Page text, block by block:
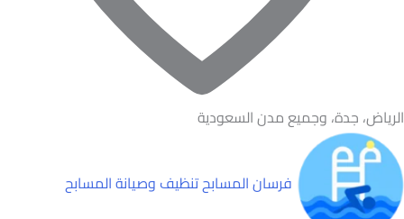
الرياض، جدة، وجميع مدن السعودية
فرسان المسابحتنظيف وصيانة المسابح